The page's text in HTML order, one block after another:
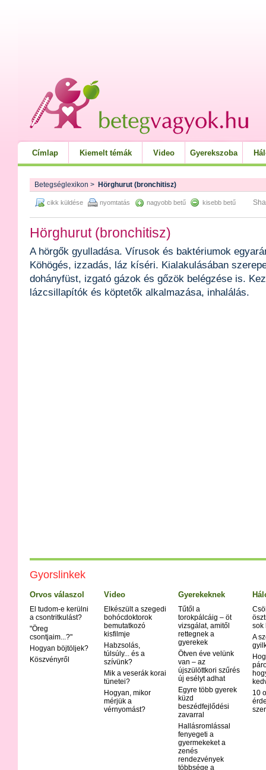
Címlap Kiemelt témák Video Gyerekszoba
Betegséglexikon > Hörghurut (bronchitisz)
cikk küldése nyomtatás nagyobb betű kisebb betű
Hörghurut (bronchitisz)
A hörgők gyulladása. Vírusok és baktériumok
Köhögés, izzadás, láz kíséri. Kialakulásában
dohányfüst, izgató gázok és gőzök belégzése is.
lázcsillapítók és köptetők alkalmazása, inhalálás.
Gyorslinkek
Orvos válaszol
El tudom-e kerülni
a csontritkulást?
"Öreg
csontjaim...?"
Hogyan böjtöljek?
Köszvényről
Video
Elkészült a szegedi
bohócdoktorok
bemutatkozó
kisfilmje
Habzsolás,
túlsúly... és a
szívünk?
Mik a veserák korai
tünetei?
Hogyan, mikor
mérjük a
vérnyomást?
Gyerekeknek
Tűtől a
torokpálcáig – öt
vizsgálat, amitől
rettegnek a
gyerekek
Ötven éve velünk
van – az
újszülöttkori szűrés
új esélyt adhat
Egyre több gyerek
küzd
beszédfejlődési
zavarral
Hallásromlással
fenyegeti a
gyermekeket a
zenés
rendezvények
többsége a
sok
A
10